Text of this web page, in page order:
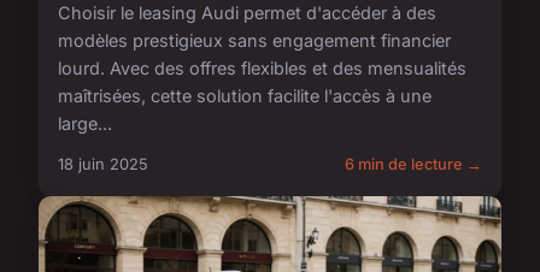
Choisir le leasing Audi permet d'accéder à des
modèles prestigieux sans engagement financier
lourd. Avec des offres flexibles et des mensualités
maîtrisées, cette solution facilite l'accès à une
large...
18 juin 2025 6 min de lecture →